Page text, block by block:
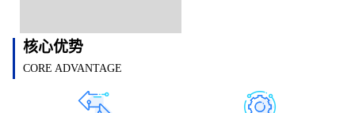
核心优势
CORE ADVANTAGE